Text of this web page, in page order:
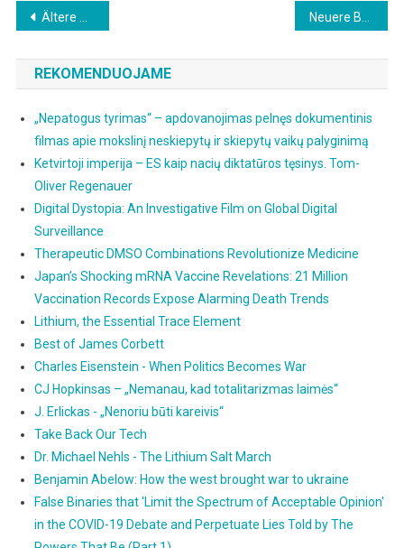
Beitragsnavigation
Ältere Beiträge
REKOMENDUOJAME
„Nepatogus tyrimas“ – apdovanojimas pelnęs dokumentinis
filmas apie mokslinį neskiepytų ir skiepytų vaikų palyginimą
Ketvirtoji imperija – ES kaip nacių diktatūros tęsinys. Tom-
Oliver Regenauer
Digital Dystopia: An Investigative Film on Global Digital
Surveillance
Therapeutic DMSO Combinations Revolutionize Medicine
Japan’s Shocking mRNA Vaccine Revelations: 21 Million
Vaccination Records Expose Alarming Death Trends
Lithium, the Essential Trace Element
Best of James Corbett
Charles Eisenstein - When Politics Becomes War
CJ Hopkinsas – „Nemanau, kad totalitarizmas laimės“
J. Erlickas - „Nenoriu būti kareivis“
Take Back Our Tech
Dr. Michael Nehls - The Lithium Salt March
Benjamin Abelow: How the west brought war to ukraine
False Binaries that 'Limit the Spectrum of Acceptable Opinion'
in the COVID-19 Debate and Perpetuate Lies Told by The